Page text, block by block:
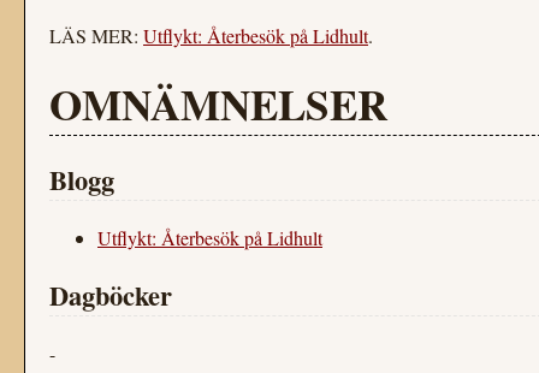
LÄS MER: Utflykt: Återbesök på Lidhult.
OMNÄMNELSER
Blogg
Utflykt: Återbesök på Lidhult
Dagböcker
-